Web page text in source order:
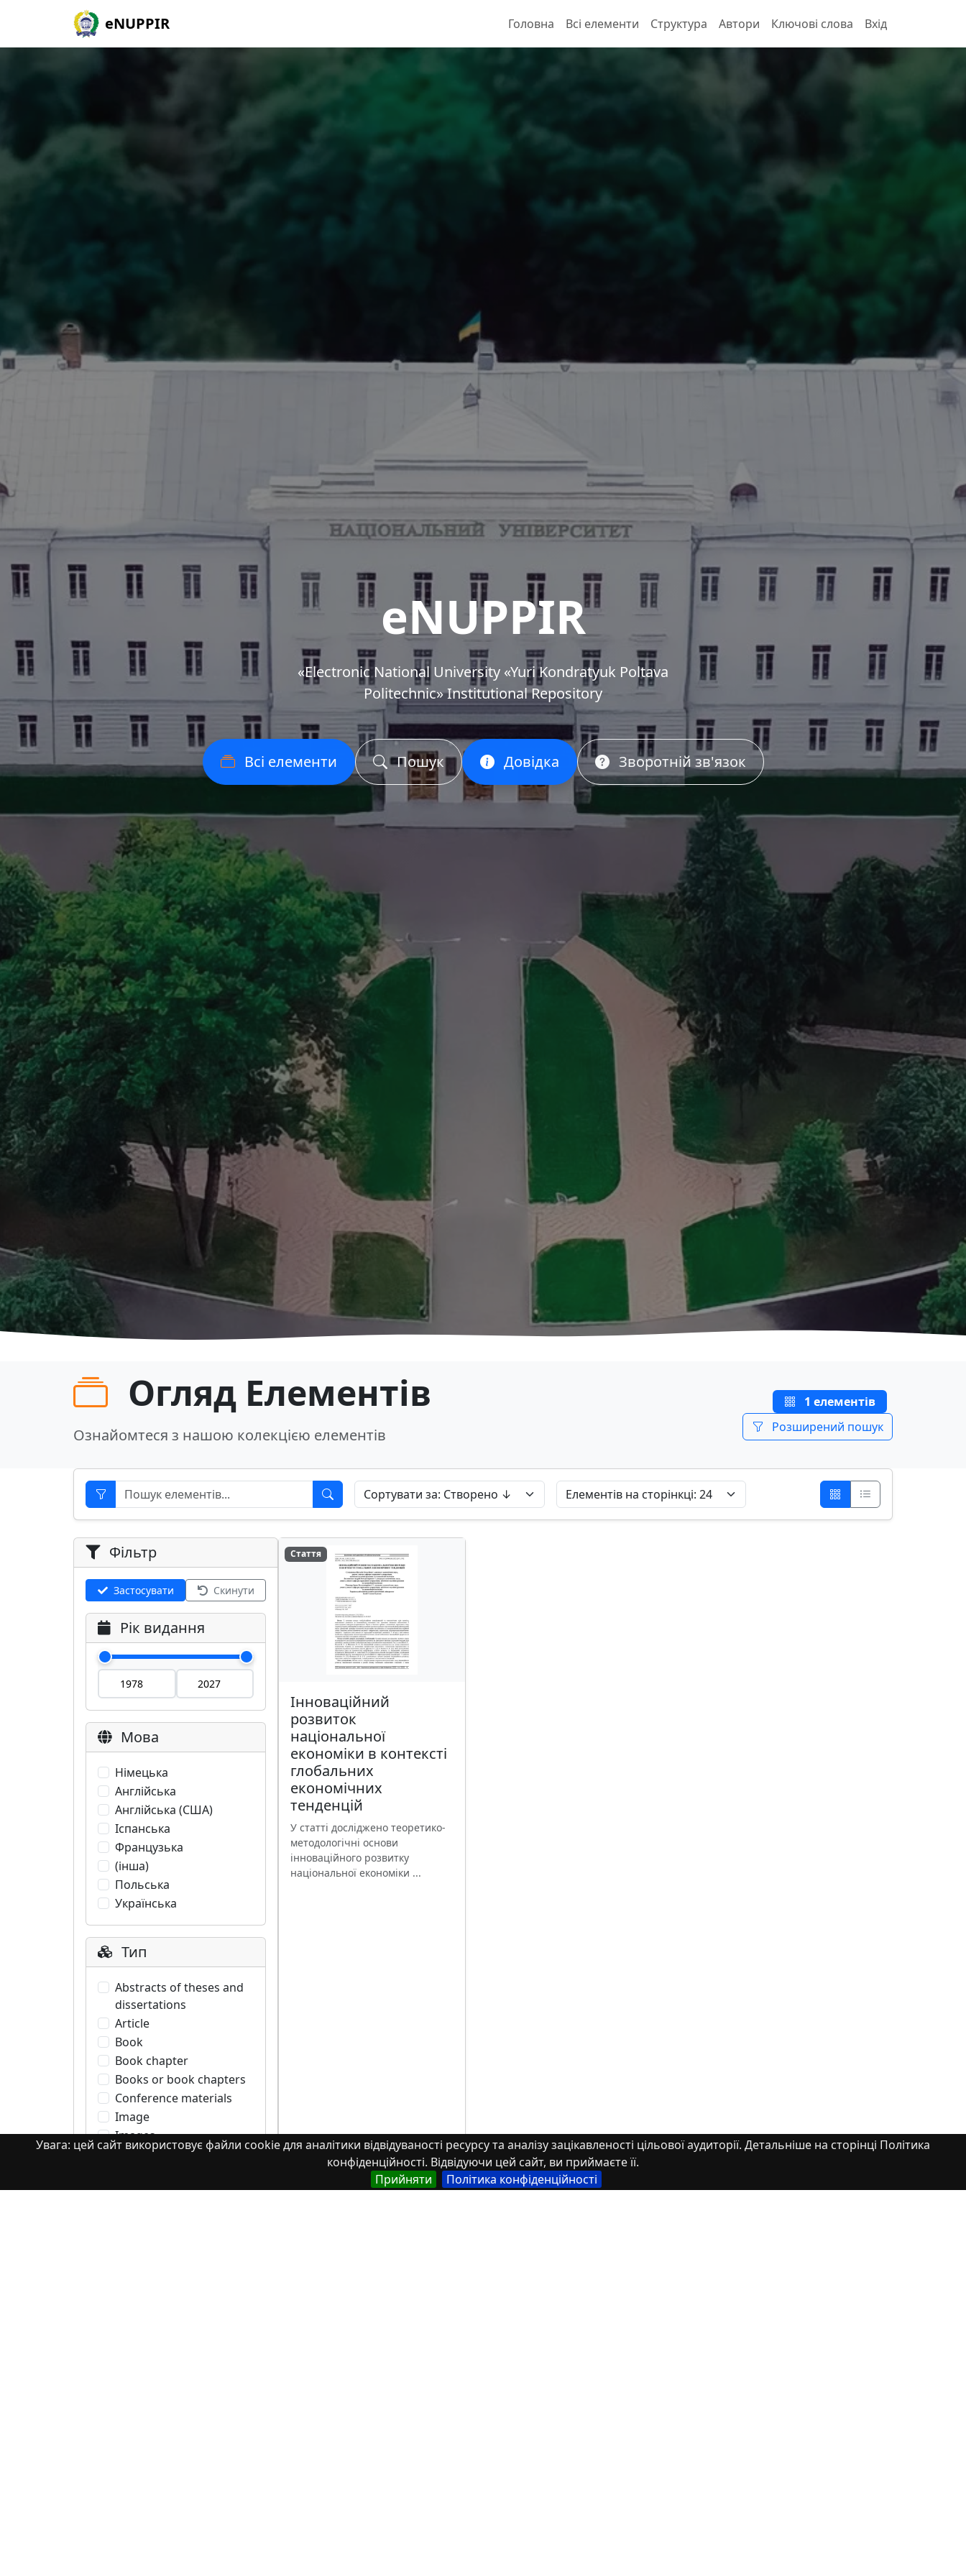
Увага: цей сайт використовує файли cookie для аналітики відвідуваності ресурсу та аналізу зацікавленості цільової аудиторії. Детальніше на сторінці Політика
конфіденційності. Відвідуючи цей сайт, ви приймаєте її.
Прийняти
Політика конфіденційності
eNUPPIR Головна Всі елементи Структура Автори Ключові слова Вхід
eNUPPIR
«Еlectronic National University «Yuri Kondratyuk Poltava
Politechnic» Institutional Repository
Всі елементи Пошук Довідка Зворотній зв'язок
Огляд Елементів
Ознайомтеся з нашою колекцією елементів
1 елементів
Розширений пошук
Фільтр
Застосувати Скинути
Рік видання
Мова
Німецька
Англійська
Англійська (США)
Іспанська
Французька
(інша)
Польська
Українська
Тип
Abstracts of theses and
dissertations
Article
Book
Book chapter
Books or book chapters
Conference materials
Image
Images
Learning Object
Monograph. Books or
Стаття
Інноваційний
розвиток
національної
економіки в контексті
глобальних
економічних
тенденцій
У статті досліджено теоретико-
методологічні основи
інноваційного розвитку
національної економіки ...